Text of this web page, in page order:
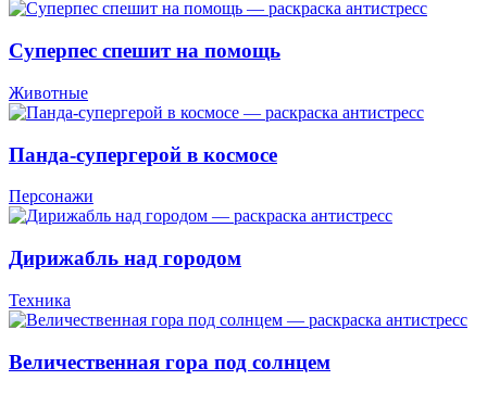
Суперпес спешит на помощь
Животные
Панда-супергерой в космосе
Персонажи
Дирижабль над городом
Техника
Величественная гора под солнцем